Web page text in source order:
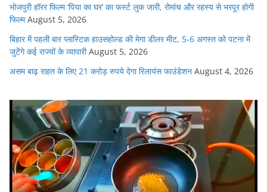
भोजपुरी हॉरर फिल्म ‘पिया का घर’ का फर्स्ट लुक जारी, रोमांच और रहस्य से भरपूर होगी
फिल्म August 5, 2026
बिहार में पहली बार प्लास्टिक हाउसहोल्ड की मेगा डीलर मीट, 5-6 अगस्त को पटना में
जुटेंगे कई राज्यों के व्यापारी August 5, 2026
असम बाढ़ राहत के लिए 21 करोड़ रुपये देगा रिलायंस फाउंडेशन August 4, 2026